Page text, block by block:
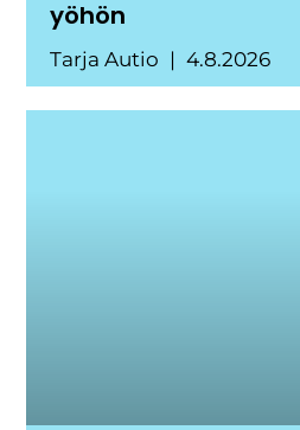
yöhön
Tarja Autio 4.8.2026